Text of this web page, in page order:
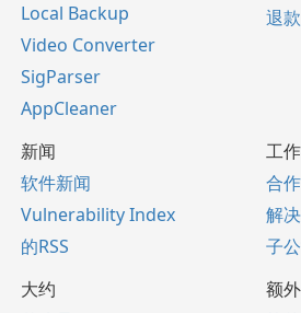
Local Backup
Video Converter
SigParser
AppCleaner
退款
新闻
软件新闻
Vulnerability Index
的RSS
工
合
解
子
大约
额外